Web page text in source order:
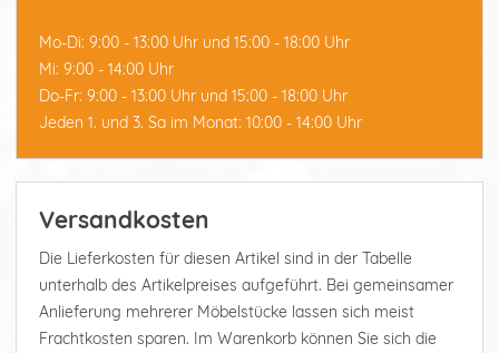
Mo-Di: 9:00 - 13:00 Uhr und 15:00 - 18:00 Uhr
Mi: 9:00 - 14:00 Uhr
Do-Fr: 9:00 - 13:00 Uhr und 15:00 - 18:00 Uhr
Jeden 1. und 3. Sa im Monat: 10:00 - 14:00 Uhr
Versandkosten
Die Lieferkosten für diesen Artikel sind in der Tabelle
unterhalb des Artikelpreises aufgeführt. Bei gemeinsamer
Anlieferung mehrerer Möbelstücke lassen sich meist
Frachtkosten sparen. Im Warenkorb können Sie sich die